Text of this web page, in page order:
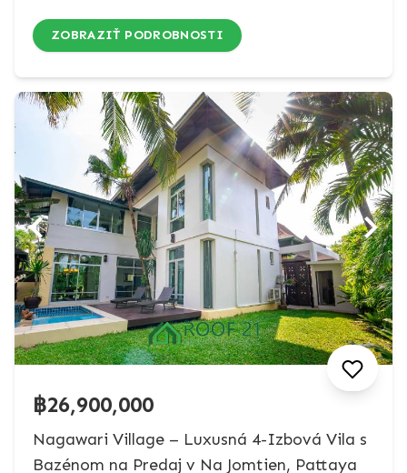
ZOBRAZIŤ PODROBNOSTI
฿26,900,000
Nagawari Village – Luxusná 4-Izbová Vila s
Bazénom na Predaj v Na Jomtien, Pattaya